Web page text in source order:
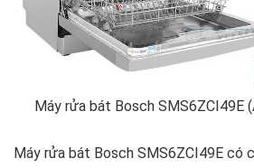
Máy rửa bát Bosch SMS6ZCI49E
Máy rửa bát Bosch SMS6ZCI49E có